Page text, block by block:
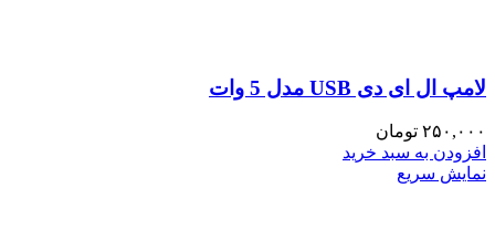
لامپ ال ای دی USB مدل 5 وات
۲۵۰,۰۰۰ تومان
افزودن به سبد خرید
نمایش سریع